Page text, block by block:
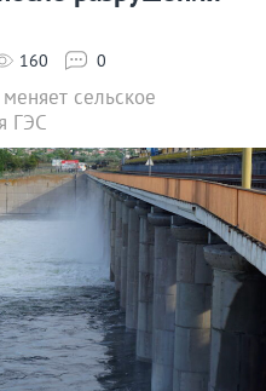
160 0
сельское
ГЭС